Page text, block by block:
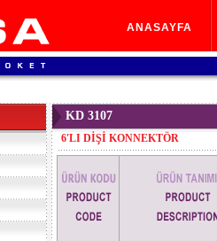
ANASAYFA
KD 3107
6′LI DİŞİ KONNEKTÖR